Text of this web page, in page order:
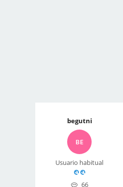
begutni
BE
Usuario habitual
66